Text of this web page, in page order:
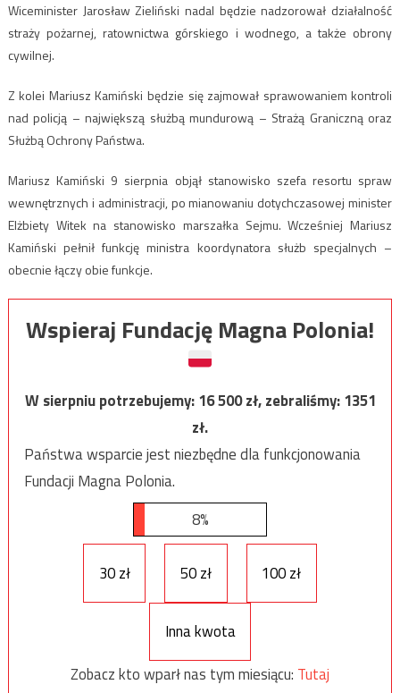
Wiceminister Jarosław Zieliński nadal będzie nadzorował działalność
straży pożarnej, ratownictwa górskiego i wodnego, a także obrony
cywilnej.
Z kolei Mariusz Kamiński będzie się zajmował sprawowaniem kontroli
nad policją – największą służbą mundurową – Strażą Graniczną oraz
Służbą Ochrony Państwa.
Mariusz Kamiński 9 sierpnia objął stanowisko szefa resortu spraw
wewnętrznych i administracji, po mianowaniu dotychczasowej minister
Elżbiety Witek na stanowisko marszałka Sejmu. Wcześniej Mariusz
Kamiński pełnił funkcję ministra koordynatora służb specjalnych –
obecnie łączy obie funkcje.
Wspieraj Fundację Magna Polonia!
W sierpniu potrzebujemy:16 500zł, zebraliśmy:1351
zł.
Państwa wsparcie jest niezbędne dla funkcjonowania
Fundacji Magna Polonia.
8%
30 zł 50 zł 100 zł
Inna kwota
Zobacz kto wparł nas tym miesiącu: Tutaj